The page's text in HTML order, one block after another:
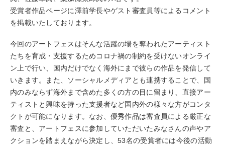
受賞者作品ページに澤前学長やゲスト審査員等によるコメント
を掲載いたしております。
今回のアートフェスはそんな活躍の場を奪われたアーティスト
たちを育成・支援するためコロナ禍の制約を受けないオンライ
ン上で行い、国内だけでなく海外にまで彼らの作品を発信して
いきます。また、ソーシャルメディアとも連携することで、国
内のみならず海外まで含めた多くの方の目に留まり、直接アー
ティストと興味を持った支援者など国内外の様々な方がコンタ
クトが可能になります。なお、優秀作品は審査員による厳正な
審査と、アートフェスに参加していただいたみなさんの声やア
クションを踏まえながら決定し、53名の受賞者には今後の活動